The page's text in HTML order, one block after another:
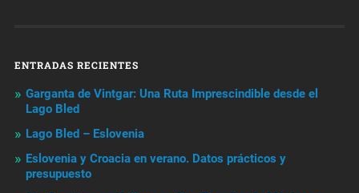
ENTRADAS RECIENTES
Garganta de Vintgar: Una Ruta Imprescindible desde el
Lago Bled
Lago Bled – Eslovenia
Eslovenia y Croacia en verano. Datos prácticos y
presupuesto